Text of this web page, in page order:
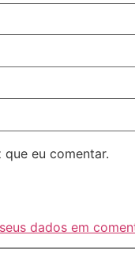
eu comentar.
dados em